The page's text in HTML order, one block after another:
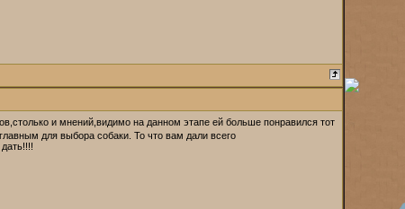
и мнений,видимо на данном этапе ей больше понравился тот
для выбора собаки. То что вам дали всего